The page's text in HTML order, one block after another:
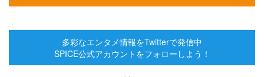
多彩なエンタメ情報をTwitterで発信中
SPICE公式アカウントをフォローしよう！